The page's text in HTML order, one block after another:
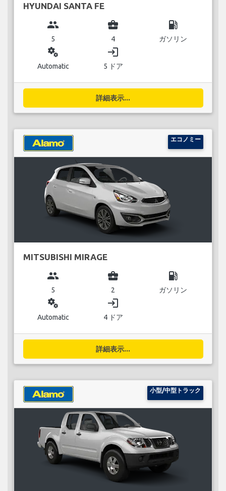
HYUNDAI SANTA FE
group
5
business_center
4
local_gas_station
ガソリン
miscellaneous_services
Automatic
login
5 ドア
詳細表示...
エコノミー
MITSUBISHI MIRAGE
group
5
business_center
2
local_gas_station
ガソリン
miscellaneous_services
Automatic
login
4 ドア
詳細表示...
小型/中型トラック